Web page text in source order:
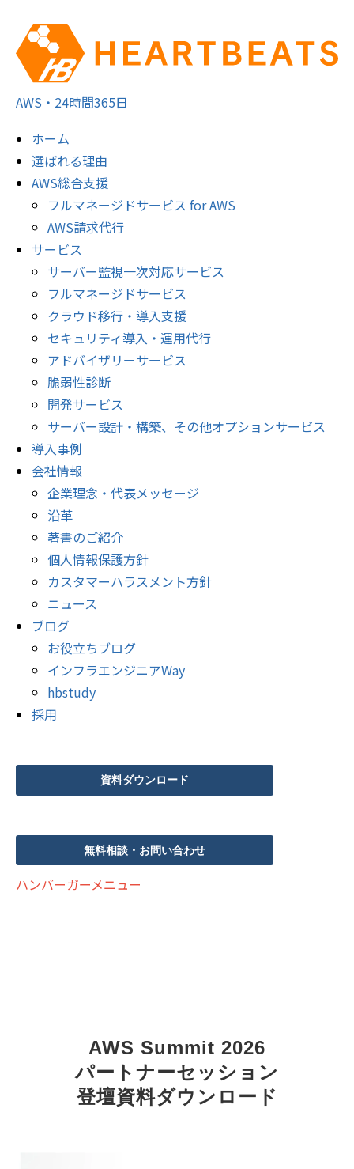
AWS・24時間365日
ホーム
選ばれる理由
AWS総合支援
フルマネージドサービス for AWS
AWS請求代行
サービス
サーバー監視一次対応サービス
フルマネージドサービス
クラウド移行・導入支援
セキュリティ導入・運用代行
アドバイザリーサービス
脆弱性診断
開発サービス
サーバー設計・構築、その他オプションサービス
導入事例
会社情報
企業理念・代表メッセージ
沿革
著書のご紹介
個人情報保護方針
カスタマーハラスメント方針
ニュース
ブログ
お役立ちブログ
インフラエンジニアWay
hbstudy
採用
資料ダウンロード
無料相談・お問い合わせ
ハンバーガーメニュー
AWS Summit 2026
パートナーセッション
登壇資料ダウンロード